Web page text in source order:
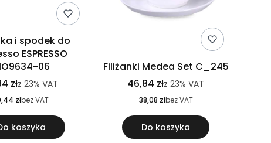
i spodek do
ESPRESSO
06
złz 23% VAT
złbez VAT
koszyka
Filiżanki Medea Set C_245
46,84 złz23% VAT
38,08 złbez VAT
Do koszyka